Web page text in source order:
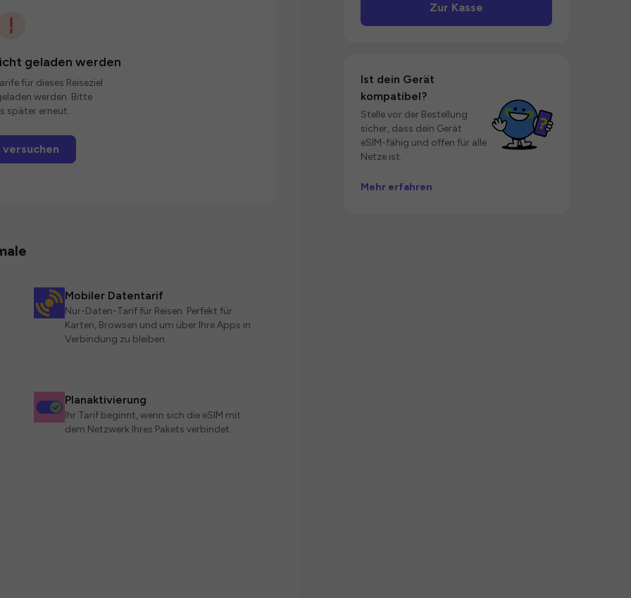
geladen werden
für dieses Reiseziel
werden. Bitte
später erneut.
Mobiler Datentarif
Nur-Daten-Tarif für Reisen. Perfekt für
Karten, Browsen und um über Ihre Apps in
Verbindung zu bleiben.
Planaktivierung
Ihr Tarif beginnt, wenn sich die eSIM mit
dem Netzwerk Ihres Pakets verbindet.
Zur Kasse
Ist dein Gerät
kompatibel?
Stelle vor der Bestellung
sicher, dass dein Gerät
eSIM-fähig und offen für alle
Netze ist.
Mehr erfahren